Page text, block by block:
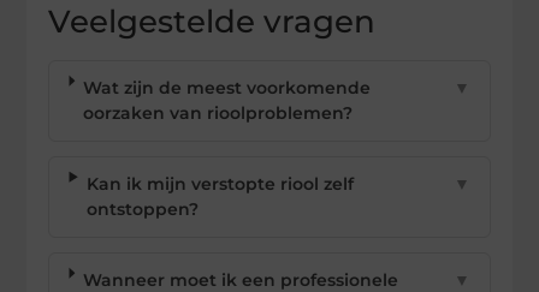
Veelgestelde vragen
Wat zijn de meest voorkomende
oorzaken van rioolproblemen?
▼
Kan ik mijn verstopte riool zelf
ontstoppen?
▼
Wanneer moet ik een professionele
▼